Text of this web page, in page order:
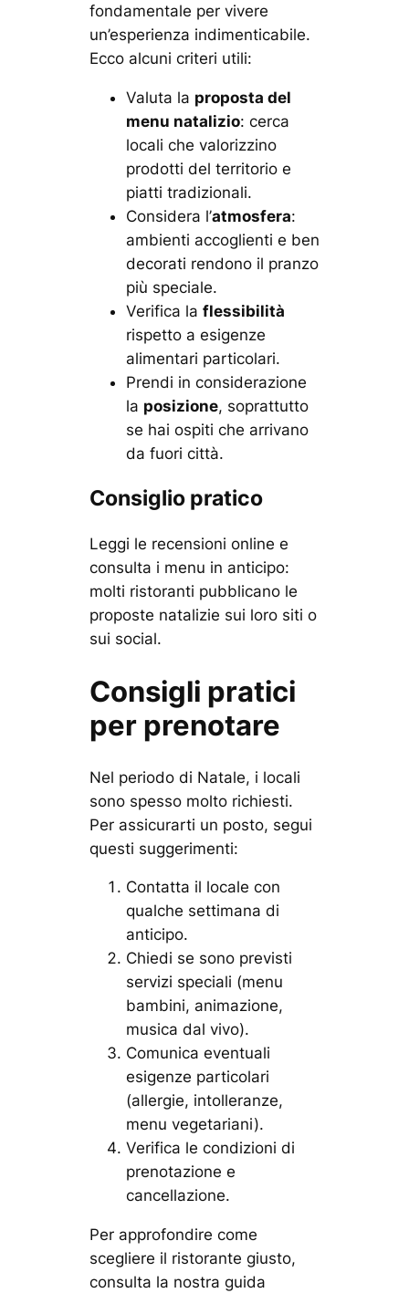
fondamentale per vivere
un’esperienza indimenticabile.
Ecco alcuni criteri utili:
Valuta la proposta del
menu natalizio: cerca
locali che valorizzino
prodotti del territorio e
piatti tradizionali.
Considera l’atmosfera:
ambienti accoglienti e ben
decorati rendono il pranzo
più speciale.
Verifica la flessibilità
rispetto a esigenze
alimentari particolari.
Prendi in considerazione
la posizione, soprattutto
se hai ospiti che arrivano
da fuori città.
Consiglio pratico
Leggi le recensioni online e
consulta i menu in anticipo:
molti ristoranti pubblicano le
proposte natalizie sui loro siti o
sui social.
Consigli pratici
per prenotare
Nel periodo di Natale, i locali
sono spesso molto richiesti.
Per assicurarti un posto, segui
questi suggerimenti:
Contatta il locale con
qualche settimana di
anticipo.
Chiedi se sono previsti
servizi speciali (menu
bambini, animazione,
musica dal vivo).
Comunica eventuali
esigenze particolari
(allergie, intolleranze,
menu vegetariani).
Verifica le condizioni di
prenotazione e
cancellazione.
Per approfondire come
scegliere il ristorante giusto,
consulta la nostra guida